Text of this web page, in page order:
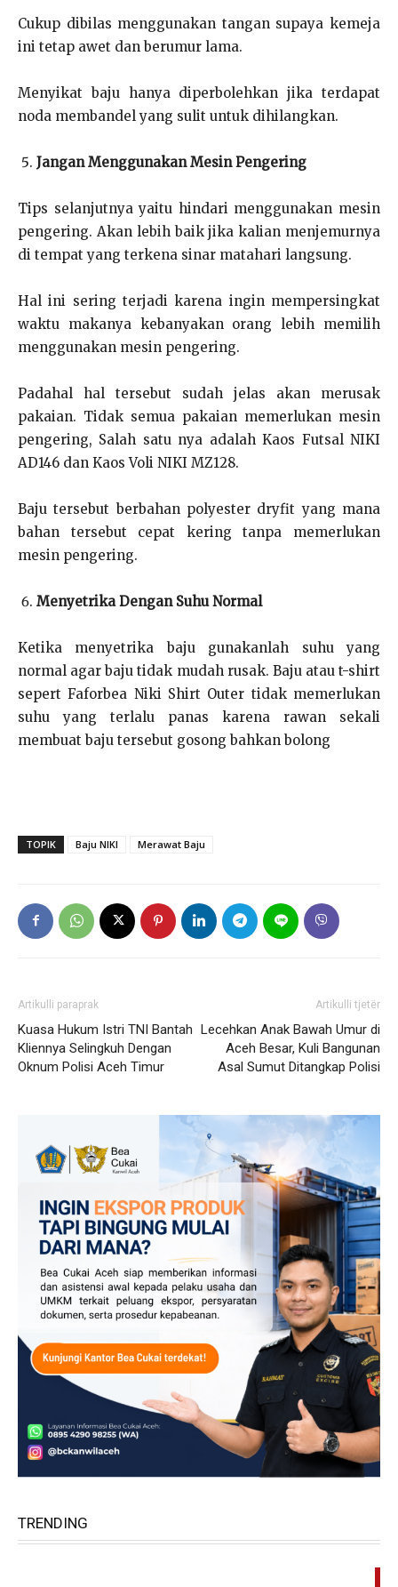
Cukup dibilas menggunakan tangan supaya kemeja
ini tetap awet dan berumur lama.
Menyikat baju hanya diperbolehkan jika terdapat
noda membandel yang sulit untuk dihilangkan.
Jangan Menggunakan Mesin Pengering
Tips selanjutnya yaitu hindari menggunakan mesin
pengering. Akan lebih baik jika kalian menjemurnya
di tempat yang terkena sinar matahari langsung.
Hal ini sering terjadi karena ingin mempersingkat
waktu makanya kebanyakan orang lebih memilih
menggunakan mesin pengering.
Padahal hal tersebut sudah jelas akan merusak
pakaian. Tidak semua pakaian memerlukan mesin
pengering, Salah satu nya adalah Kaos Futsal NIKI
AD146 dan Kaos Voli NIKI MZ128.
Baju tersebut berbahan polyester dryfit yang mana
bahan tersebut cepat kering tanpa memerlukan
mesin pengering.
Menyetrika Dengan Suhu Normal
Ketika menyetrika baju gunakanlah suhu yang
normal agar baju tidak mudah rusak. Baju atau t-shirt
sepert Faforbea Niki Shirt Outer tidak memerlukan
suhu yang terlalu panas karena rawan sekali
membuat baju tersebut gosong bahkan bolong
TOPIK Baju NIKI Merawat Baju
Artikulli paraprak
Kuasa Hukum Istri TNI Bantah
Kliennya Selingkuh Dengan
Oknum Polisi Aceh Timur
Artikulli tjetër
Lecehkan Anak Bawah Umur di
Aceh Besar, Kuli Bangunan
Asal Sumut Ditangkap Polisi
TRENDING